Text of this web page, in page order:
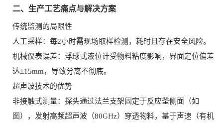
二、生产工艺痛点与解决方案
传统监测的局限性
人工采样：每2小时需现场取样检测，耗时且存在安全风险。
机械仪表误差：浮球式液位计受物料粘度影响，界面定位偏差
达±15mm，导致分离不彻底。
超声波技术的优势
非接触式测量：探头通过法兰支架固定于反应釜侧面（如
图），发射高频超声波（80GHz）穿透物料，基于声速（有机